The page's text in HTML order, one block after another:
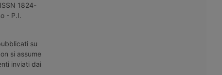
1824-
- P.I.
su
si assume
inviati dai